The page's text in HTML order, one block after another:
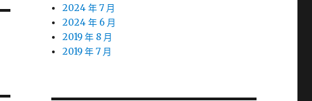
2024 年 7 月
2024 年 6 月
2019 年 8 月
2019 年 7 月